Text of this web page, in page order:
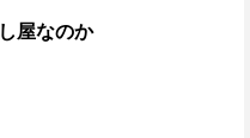
屋なのか